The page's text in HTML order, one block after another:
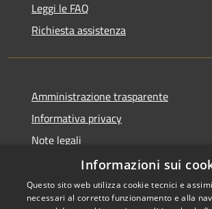
Leggi le FAQ
Richiesta assistenza
Amministrazione trasparente
Informativa privacy
Note legali
Dichiarazione di accessibilità
Informazioni sui
Questo sito web utilizza cookie tecnici e
necessari al corretto funzionamento e alla